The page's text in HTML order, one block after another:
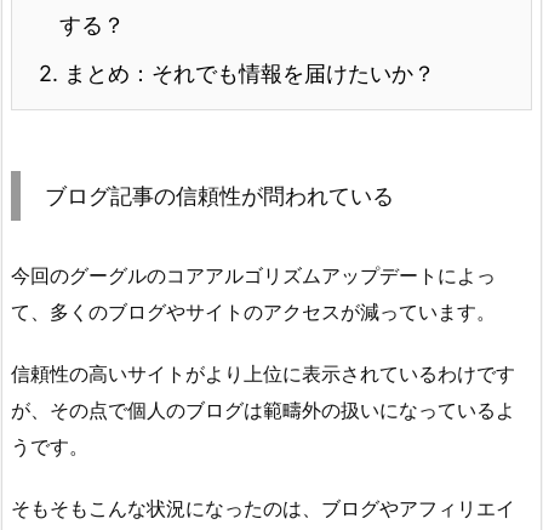
する？
2. まとめ：それでも情報を届けたいか？
ブログ記事の信頼性が問われている
今回のグーグルのコアアルゴリズムアップデートによっ
て、多くのブログやサイトのアクセスが減っています。
信頼性の高いサイトがより上位に表示されているわけです
が、その点で個人のブログは範疇外の扱いになっているよ
うです。
そもそもこんな状況になったのは、ブログやアフィリエイ